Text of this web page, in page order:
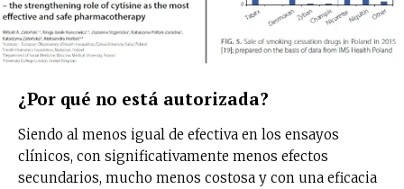
¿Por qué no está autorizada?
Siendo al menos igual de efectiva en los ensayos
clínicos, con significativamente menos efectos
secundarios, mucho menos costosa y con una eficacia